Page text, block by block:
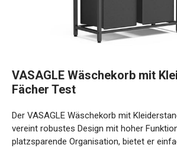
VASAGLE Wäschekorb mit
Fächer Test
Der VASAGLE Wäschekorb mit
vereint robustes Design mit hoher
platzsparende Organisation, bietet er